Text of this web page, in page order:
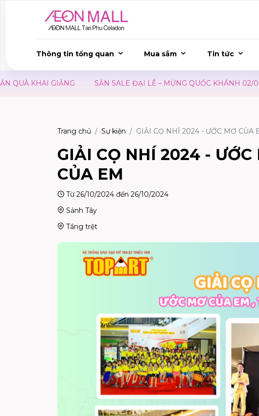
Thông tin tổng quan Mua sắm Tin tức
KHAI GIẢNG SĂN SALE ĐẠI LỄ – MỪNG QUỐC KHÁNH 02/09
Trang chủ Sự kiện GIẢI CỌ NHÍ 2024 - ƯỚC MƠ CỦA
GIẢI CỌ NHÍ 2024 -
CỦA EM
Từ 26/10/2024 đến 26/10/2024
Sảnh Tây
Tầng trệt